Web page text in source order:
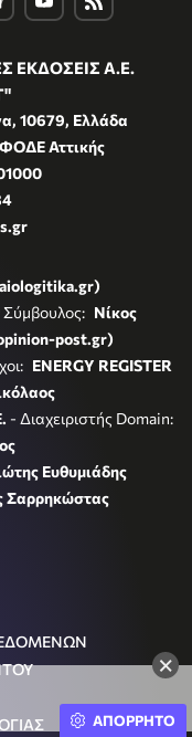
×
ΕΚΔΟΣΕΙΣ Α.Ε.
10679, Ελλάδα
Αττικής
Νίκος
post.gr)
ENERGY REGISTER
- Διαχειριστής Domain:
Ευθυμιάδης
Σαρρηκώστας
ΑΠΟΡΡΗΤΟ